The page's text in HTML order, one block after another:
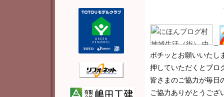
ポチッとお願いいたし
押していただくとブロ
皆さまのご協力が毎日
ご協力ありがとうござ